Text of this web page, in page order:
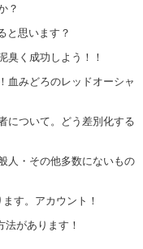
？
と思います？
臭く成功しよう！！
血みどろのレッドオーシャ
について。どう差別化する
人・その他多数にないもの
す。アカウント！
があります！